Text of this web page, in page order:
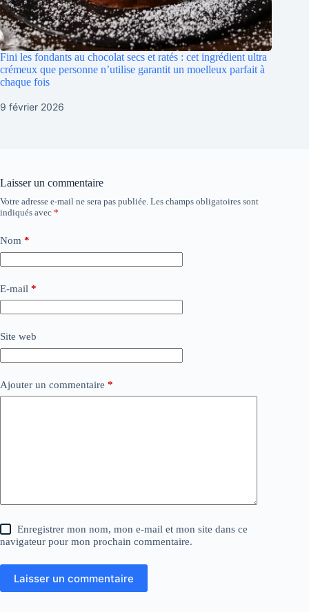
Fini les fondants au chocolat secs et ratés : cet ingrédient ultra
crémeux que personne n’utilise garantit un moelleux parfait à
chaque fois
9 février 2026
Laisser un commentaire
Votre adresse e-mail ne sera pas publiée. Les champs obligatoires sont
indiqués avec *
Nom *
E-mail *
Site web
Ajouter un commentaire *
Enregistrer mon nom, mon e-mail et mon site dans ce
navigateur pour mon prochain commentaire.
Laisser un commentaire